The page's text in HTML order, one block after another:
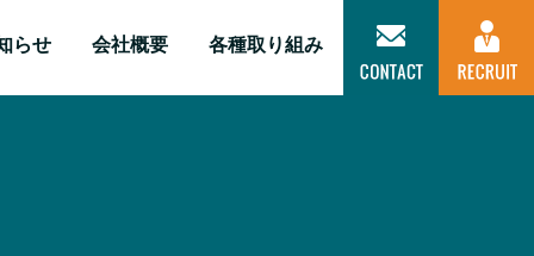
らせ 会社概要 各種取り組み